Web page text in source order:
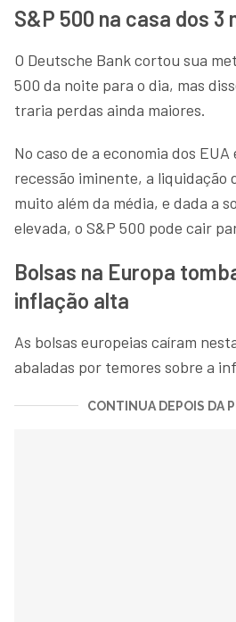
S&P 500 na casa dos 3
O Deutsche Bank cortou sua
500 da noite para o dia, mas
traria perdas ainda maiores.
No caso de a economia dos
recessão iminente, a liquidação
muito além da média, e dada a
elevada, o S&P 500 pode cair
Bolsas na Europa
inflação alta
As bolsas europeias caíram
abaladas por temores sobre a
CONTINUA DEPOIS DA